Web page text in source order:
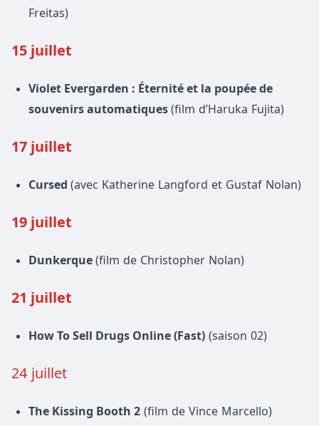
Freitas)
15 juillet
Violet Evergarden : Éternité et la poupée de
souvenirs automatiques (film d’Haruka Fujita)
17 juillet
Cursed (avec Katherine Langford et Gustaf Nolan)
19 juillet
Dunkerque (film de Christopher Nolan)
21 juillet
How To Sell Drugs Online (Fast) (saison 02)
24 juillet
The Kissing Booth 2 (film de Vince Marcello)